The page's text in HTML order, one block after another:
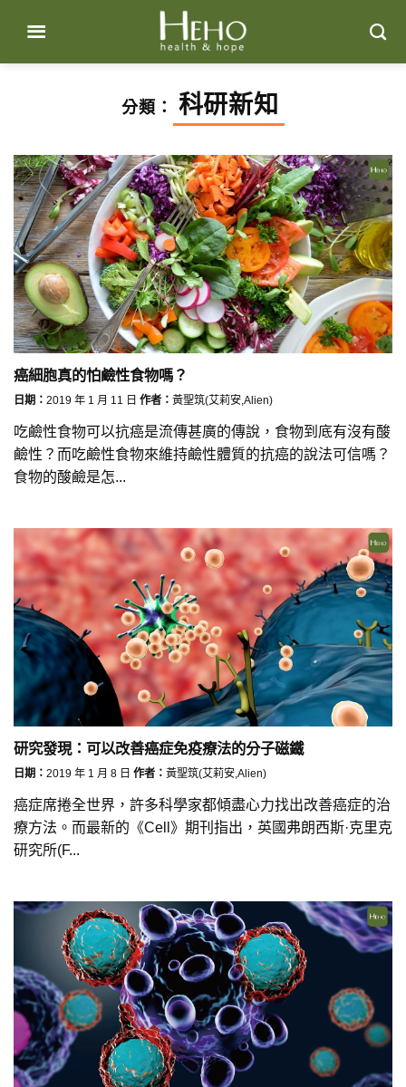
content
分類： 科研新知
癌細胞真的怕鹼性食物嗎？
日期： 2019 年 1 月 11 日 作者： 黃聖筑(艾莉安,Alien)
吃鹼性食物可以抗癌是流傳甚廣的傳說，食物到底有沒有酸
鹼性？而吃鹼性食物來維持鹼性體質的抗癌的說法可信嗎？
食物的酸鹼是怎...
研究發現：可以改善癌症免疫療法的分子磁鐵
日期： 2019 年 1 月 8 日 作者： 黃聖筑(艾莉安,Alien)
癌症席捲全世界，許多科學家都傾盡心力找出改善癌症的治
療方法。而最新的《Cell》期刊指出，英國弗朗西斯·克里克
研究所(F...